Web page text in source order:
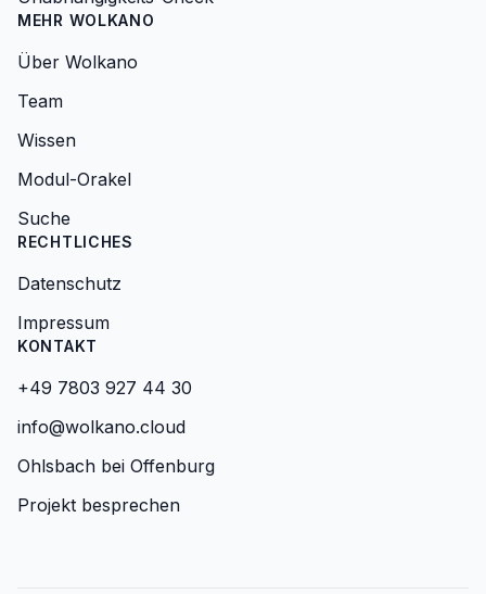
MEHR WOLKANO
Über Wolkano
Team
Wissen
Modul-Orakel
Suche
RECHTLICHES
Datenschutz
Impressum
KONTAKT
+49 7803 927 44 30
info@wolkano.cloud
Ohlsbach bei Offenburg
Projekt besprechen